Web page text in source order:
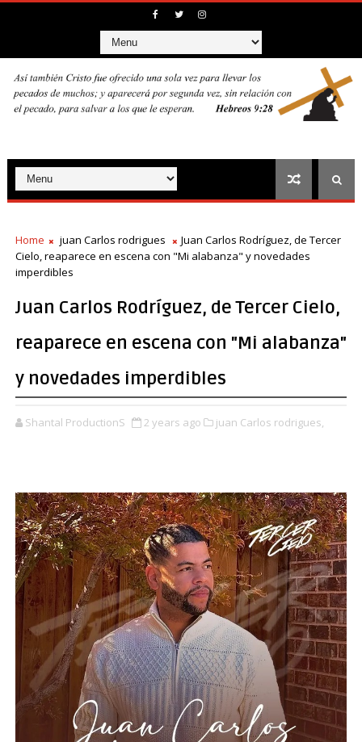
Home juan Carlos rodrigues
Juan Carlos Rodríguez, de Tercer
Cielo, reaparece en escena con "Mi alabanza" y novedades
imperdibles
Juan Carlos Rodríguez, de Tercer Cielo,
reaparece en escena con "Mi alabanza"
y novedades imperdibles
Shantal ProductionS 2 years ago juan Carlos rodrigues,